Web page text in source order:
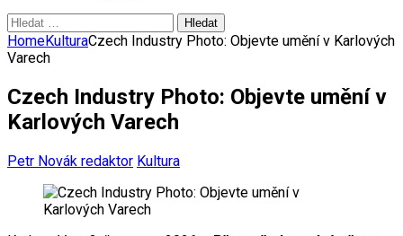
Vyhledávání
HomeKulturaCzech Industry Photo: Objevte umění v Karlových
Varech
Czech Industry Photo: Objevte umění v
Karlových Varech
Petr Novák redaktor Kultura